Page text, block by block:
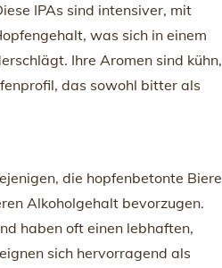
IPAs sind intensiver, mit
was sich in einem
Ihre Aromen sind kühn,
das sowohl bitter als
die hopfenbetonte Biere
Alkoholgehalt bevorzugen.
haben oft einen lebhaften,
sich hervorragend als